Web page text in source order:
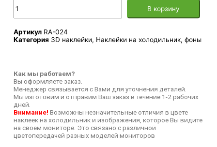
В корзину
Артикул RA-024
Категория 3D наклейки, Наклейки на холодильник, фоны
Как мы работаем?
Вы оформляете заказ.
Менеджер связывается с Вами для уточнения деталей.
Мы изготовим и отправим Ваш заказ в течение 1-2 рабочих
дней.
Внимание! Возможны незначительные отличия в цвете
наклеек на холодильник и изображения, которое Вы видите
на своем мониторе. Это связано с различной
цветопередачей разных моделей мониторов